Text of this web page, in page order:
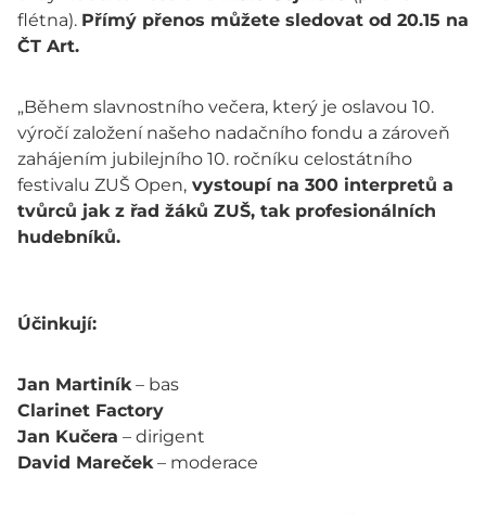
flétna). Přímý přenos můžete sledovat od 20.15 na
ČT Art.
„Během slavnostního večera, který je oslavou 10.
výročí založení našeho nadačního fondu a zároveň
zahájením jubilejního 10. ročníku celostátního
festivalu ZUŠ Open, vystoupí na 300 interpretů a
tvůrců jak z řad žáků ZUŠ, tak profesionálních
hudebníků.
Účinkují:
Jan Martiník – bas
Clarinet Factory
Jan Kučera – dirigent
David Mareček – moderace